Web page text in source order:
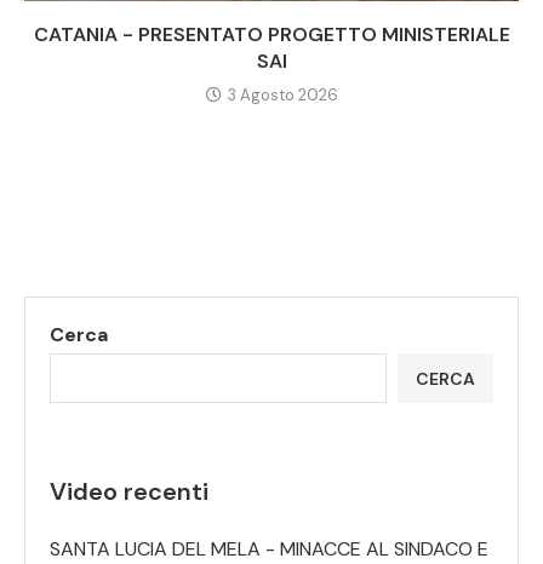
CATANIA - PRESENTATO PROGETTO MINISTERIALE
SAI
3 Agosto 2026
Cerca
CERCA
Video recenti
SANTA LUCIA DEL MELA - MINACCE AL SINDACO E